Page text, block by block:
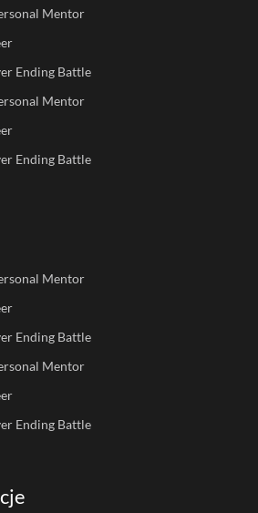
Mentor
Ending Battle
Mentor
Ending Battle
Mentor
Ending Battle
Mentor
Ending Battle